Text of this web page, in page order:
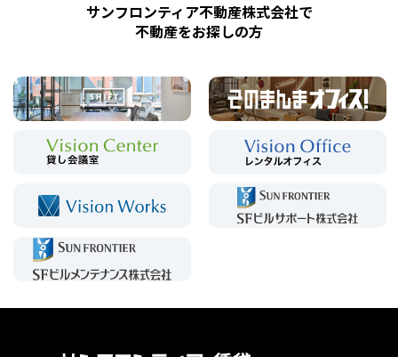
サンフロンティア不動産株式会社で
不動産をお探しの方